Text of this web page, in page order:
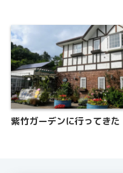
紫竹ガーデンに行ってきた